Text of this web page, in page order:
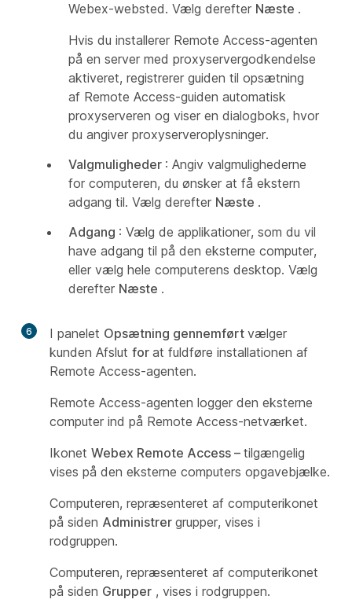
Webex-websted. Vælg derefter Næste .
Hvis du installerer Remote Access-agenten
på en server med proxyservergodkendelse
aktiveret, registrerer guiden til opsætning
af Remote Access-guiden automatisk
proxyserveren og viser en dialogboks, hvor
du angiver proxyserveroplysninger.
Valgmuligheder : Angiv valgmulighederne
for computeren, du ønsker at få ekstern
adgang til. Vælg derefter Næste .
Adgang : Vælg de applikationer, som du vil
have adgang til på den eksterne computer,
eller vælg hele computerens desktop. Vælg
derefter Næste .
6 I panelet Opsætning gennemført vælger
kunden Afslut for at fuldføre installationen af
Remote Access-agenten.
Remote Access-agenten logger den eksterne
computer ind på Remote Access-netværket.
Ikonet Webex Remote Access – tilgængelig
vises på den eksterne computers opgavebjælke.
Computeren, repræsenteret af computerikonet
på siden Administrer grupper, vises i
rodgruppen.
Computeren, repræsenteret af computerikonet
på siden Grupper , vises i rodgruppen.